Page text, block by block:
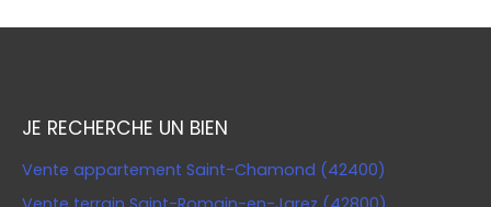
JE RECHERCHE UN BIEN
Vente appartement Saint-Chamond (42400)